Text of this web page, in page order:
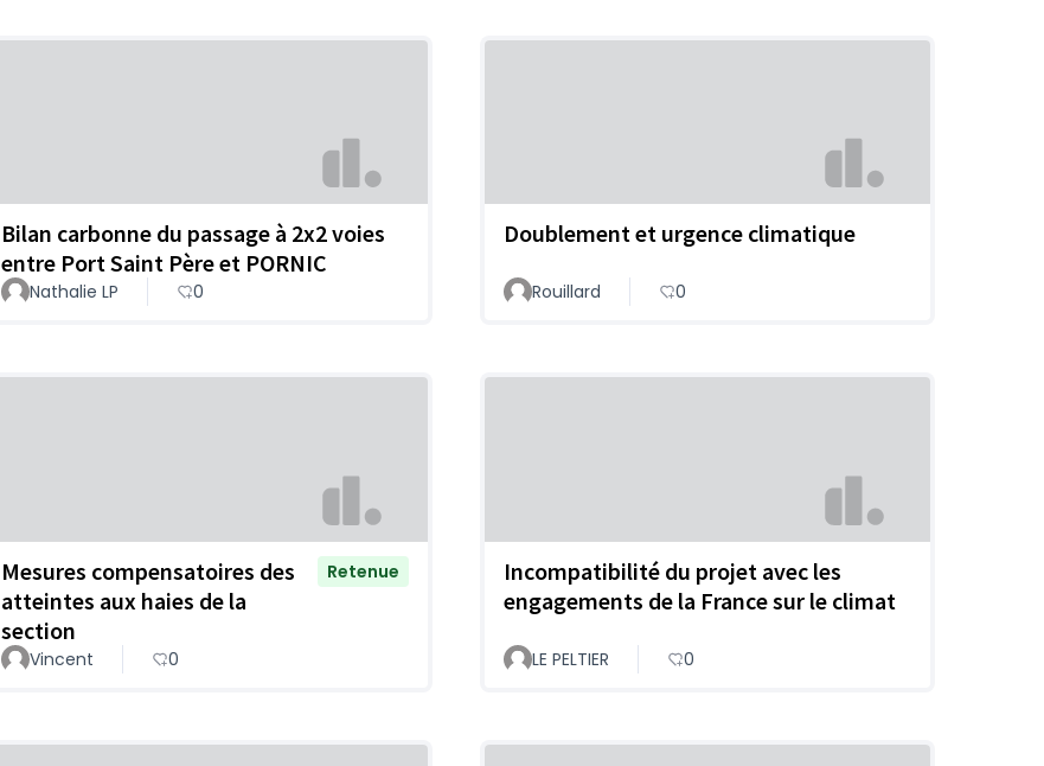
Bilan carbonne du passage à 2x2 voies
entre Port Saint Père et PORNIC
Nathalie LP 0
Doublement et urgence climatique
Rouillard 0
Mesures compensatoires des
atteintes aux haies de la
section
Retenue
Vincent 0
Incompatibilité du projet avec les
engagements de la France sur le climat
LE PELTIER 0